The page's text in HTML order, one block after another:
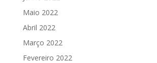
Maio 2022
Abril 2022
Março 2022
Fevereiro 2022